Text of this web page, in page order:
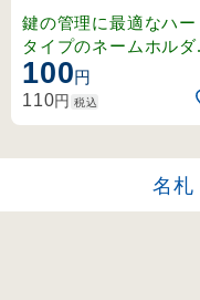
07)
鍵の管理に最適なハー
タイプのネームホルダ
。豊富なカラーライン
ップで色分け管理も
です。
100円
110円 税込
名札